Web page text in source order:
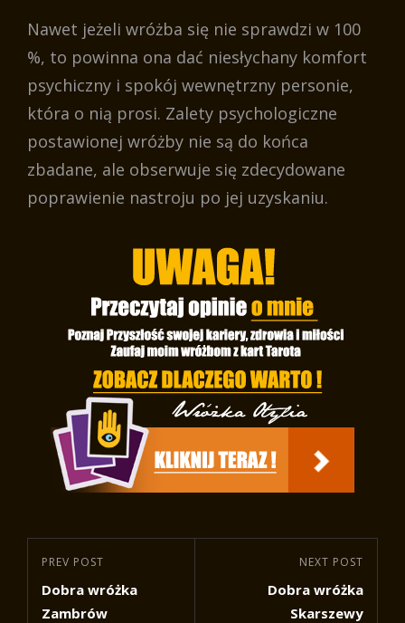
Nawet jeżeli wróżba się nie sprawdzi w 100
%, to powinna ona dać niesłychany komfort
psychiczny i spokój wewnętrzny personie,
która o nią prosi. Zalety psychologiczne
postawionej wróżby nie są do końca
zbadane, ale obserwuje się zdecydowane
poprawienie nastroju po jej uzyskaniu.
Nawigacja
wpisu
Previous
Post
PREV POST
Dobra wróżka
Zambrów
NEXT POST
Dobra wróżka
Skarszewy